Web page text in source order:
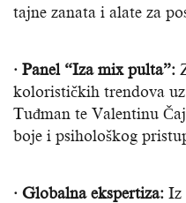
tajne zanata i alate za
· Panel “Iza mix pulta”:
kolorističkih trendova
Tuđman te Valentinu
boje i psihološkog
· Globalna ekspertiza: Iz